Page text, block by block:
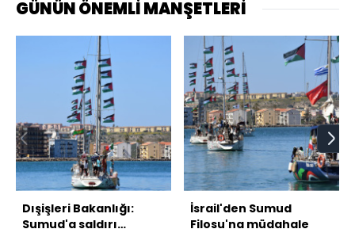
GÜNÜN ÖNEMLİ MANŞETLERİ
Dışişleri Bakanlığı:
Sumud'a saldırı
İsrail'den Sumud
Filosu'na müdahale